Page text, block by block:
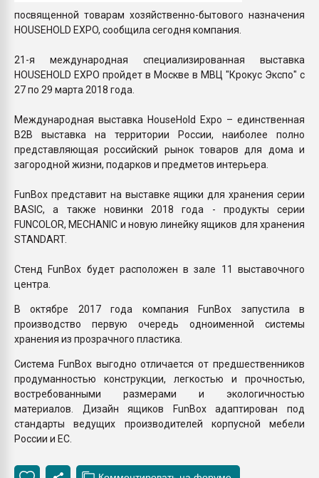
посвященной товарам хозяйственно-бытового назначения
HOUSEHOLD EXPO, сообщила сегодня компания.
21-я международная специализированная выставка
HOUSEHOLD EXPO пройдет в Москве в МВЦ "Крокус Экспо" с
27 по 29 марта 2018 года.
Международная выставка HouseHold Expo – единственная
В2В выставка на территории России, наиболее полно
представляющая российский рынок товаров для дома и
загородной жизни, подарков и предметов интерьера.
FunBox представит на выставке ящики для хранения серии
BASIC, а также новинки 2018 года - продукты серии
FUNCOLOR, MECHANIC и новую линейку ящиков для хранения
STANDART.
Стенд FunBox будет расположен в зале 11 выставочного
центра.
В октябре 2017 года компания FunBox запустила в
производство первую очередь одноименной системы
хранения из прозрачного пластика.
Система FunBox выгодно отличается от предшественников
продуманностью конструкции, легкостью и прочностью,
востребованными размерами и экологичностью
материалов. Дизайн ящиков FunBox адаптирован под
стандарты ведущих производителей корпусной мебели
России и ЕС.